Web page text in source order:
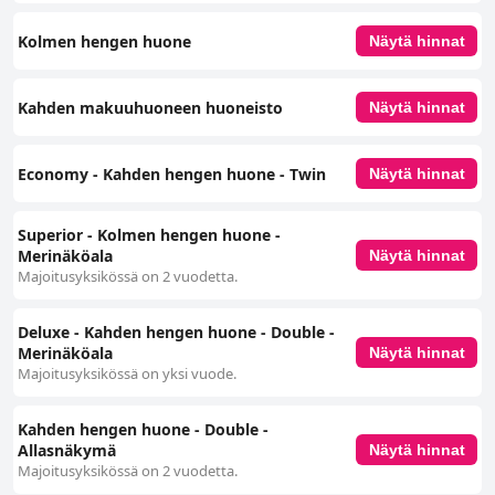
Kolmen hengen huone Näytä hinnat
Kahden makuuhuoneen huoneisto Näytä hinnat
Economy - Kahden hengen huone - Twin Näytä hinnat
Superior - Kolmen hengen huone -
Merinäköala
Majoitusyksikössä on 2 vuodetta.
Näytä hinnat
Deluxe - Kahden hengen huone - Double -
Merinäköala
Majoitusyksikössä on yksi vuode.
Näytä hinnat
Kahden hengen huone - Double -
Allasnäkymä
Majoitusyksikössä on 2 vuodetta.
Näytä hinnat